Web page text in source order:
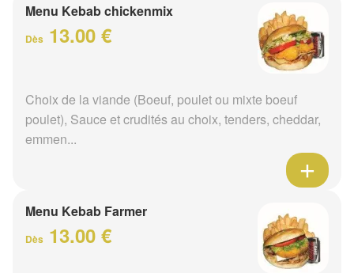
Menu Kebab chickenmix
Dès 13.00 €
Choix de la viande (Boeuf, poulet ou mixte boeuf
poulet), Sauce et crudités au choix, tenders, cheddar,
emmen...
Menu Kebab Farmer
Dès 13.00 €